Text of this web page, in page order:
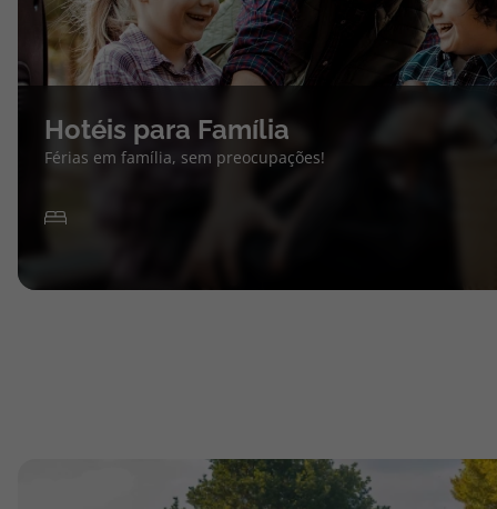
Hotéis para Família
Férias em família, sem preocupações!